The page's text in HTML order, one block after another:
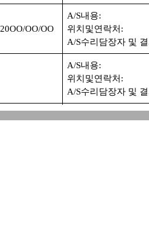
20OO/OO/OO
A/S내용:
위치및연락처:
A/S수리담장자 및
A/S내용:
위치및연락처:
A/S수리담장자 및